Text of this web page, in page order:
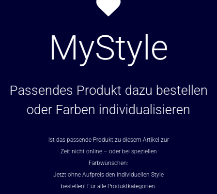
MyStyle
Passendes Produkt dazu bestellen
oder Farben individualisieren
Ist das passende Produkt zu diesem Artikel zur
Zeit nicht online – oder bei speziellen
Farbwünschen:
Jetzt ohne Aufpreis den individuellen Style
bestellen! Für alle Produktkategorien.